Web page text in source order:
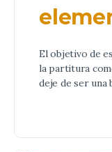
El objetivo de
la partitura
deje de ser una